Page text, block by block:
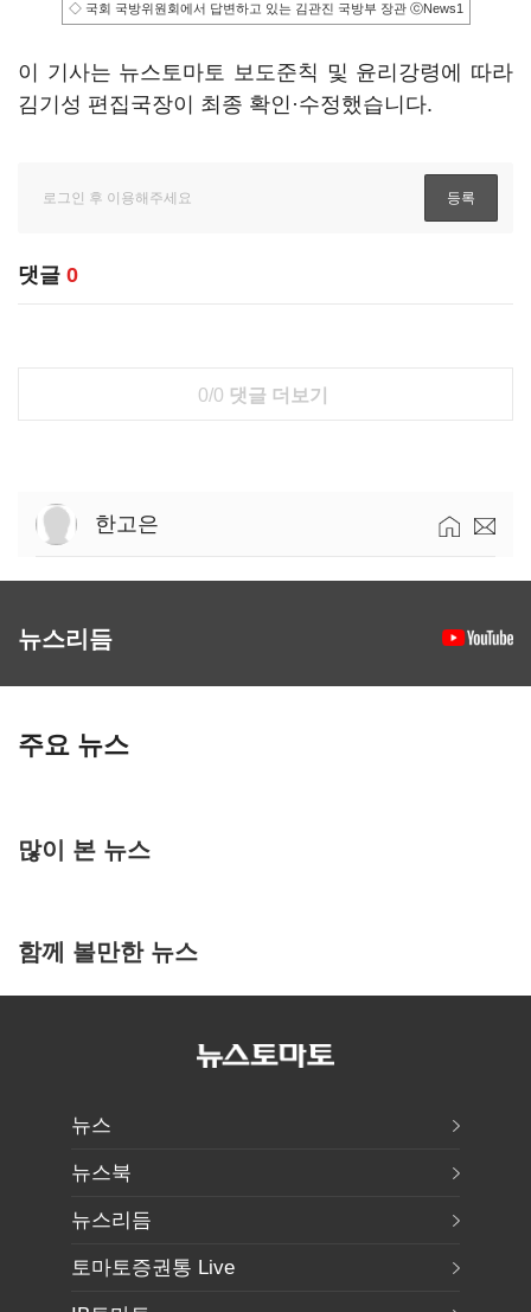
◇ 국회 국방위원회에서 답변하고 있는 김관진 국방부 장관 ⓒNews1
이 기사는 뉴스토마토 보도준칙 및 윤리강령에 따라
김기성 편집국장이 최종 확인·수정했습니다.
댓글 0
0/0 댓글 더보기
한고은
뉴스리듬
주요 뉴스
많이 본 뉴스
함께 볼만한 뉴스
뉴스
뉴스북
뉴스리듬
토마토증권통 Live